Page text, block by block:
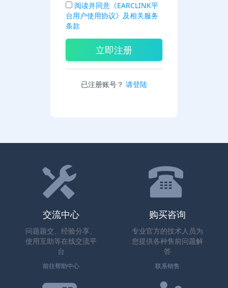
阅读并同意《EARCLINK平
台用户使用协议》及相关服务
条款
已注册账号？ 请登陆
交流中心
问题题交、经验分享、
使用互助等在线交流平
台
前往帮助中心
购买咨询
专业官方的技术人员为
您提供各种售前问题解
答
联系销售